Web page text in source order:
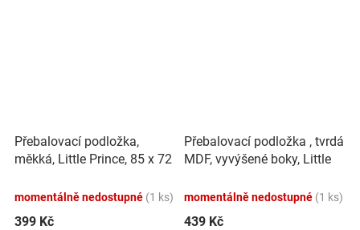
Přebalovací podložka,
měkká, Little Prince, 85 x 72
momentálně nedostupné (1 ks)
399 Kč
Přebalovací podložka , tvrdá
MDF, vyvýšené boky, Little
Nellys
momentálně nedostupné (1 ks)
439 Kč